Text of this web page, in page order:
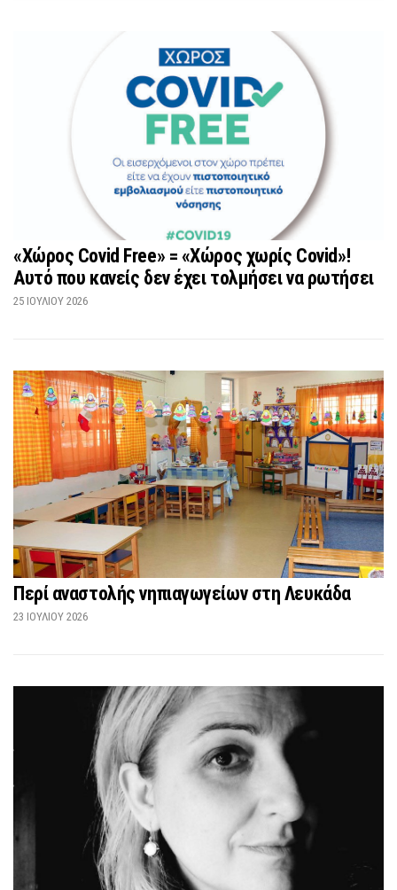
«Χώρος Covid Free» = «Χώρος χωρίς Covid»!
Αυτό που κανείς δεν έχει τολμήσει να ρωτήσει
25 ΙΟΥΛΊΟΥ 2026
Περί αναστολής νηπιαγωγείων στη Λευκάδα
23 ΙΟΥΛΊΟΥ 2026